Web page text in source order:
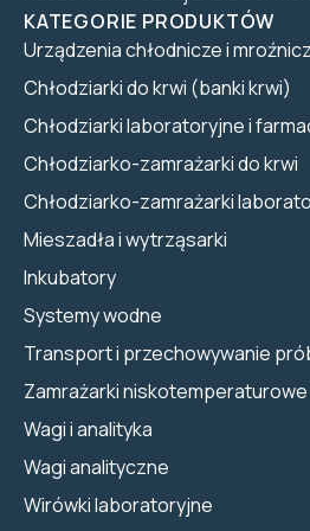
KATEGORIE PRODUKTÓW
Urządzenia chłodnicze i
Chłodziarki do krwi (banki krwi)
Chłodziarki laboratoryjne i
Chłodziarko-zamrażarki do krwi
Chłodziarko-zamrażarki
Mieszadła i wytrząsarki
Inkubatory
Systemy wodne
Transport i przechowywanie
Zamrażarki niskotemperaturowe
Wagi i analityka
Wagi analityczne
Wirówki laboratoryjne